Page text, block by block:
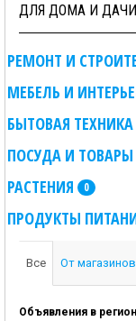
ДЛЯ ДОМА И ДАЧИ
РЕМОНТ И
МЕБЕЛЬ И
БЫТОВАЯ ТЕХНИКА
ПОСУДА И
РАСТЕНИЯ 0
ПРОДУКТЫ
Все От магазинов
Объявления в